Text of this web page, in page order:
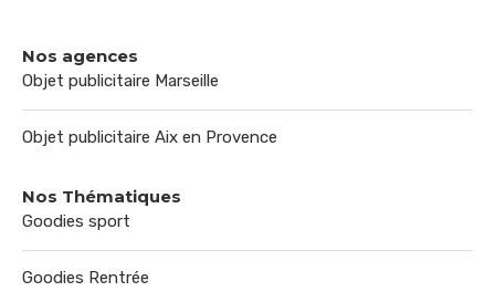
Nos agences
Objet publicitaire Marseille
Objet publicitaire Aix en Provence
Nos Thématiques
Goodies sport
Goodies Rentrée